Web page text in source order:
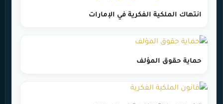
انتهاك الملكية الفكرية في الإمارات
حماية حقوق المؤلف